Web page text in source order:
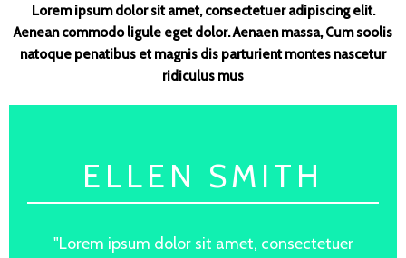
Lorem ipsum dolor sit amet, consectetuer adipiscing elit.
Aenean commodo ligule eget dolor. Aenaen massa, Cum soolis
natoque penatibus et magnis dis parturient montes nascetur
ridiculus mus
ELLEN SMITH
"Lorem ipsum dolor sit amet, consectetuer